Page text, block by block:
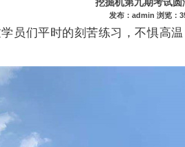
发布：admin 浏览：
员们平时的刻苦练习，不惧高